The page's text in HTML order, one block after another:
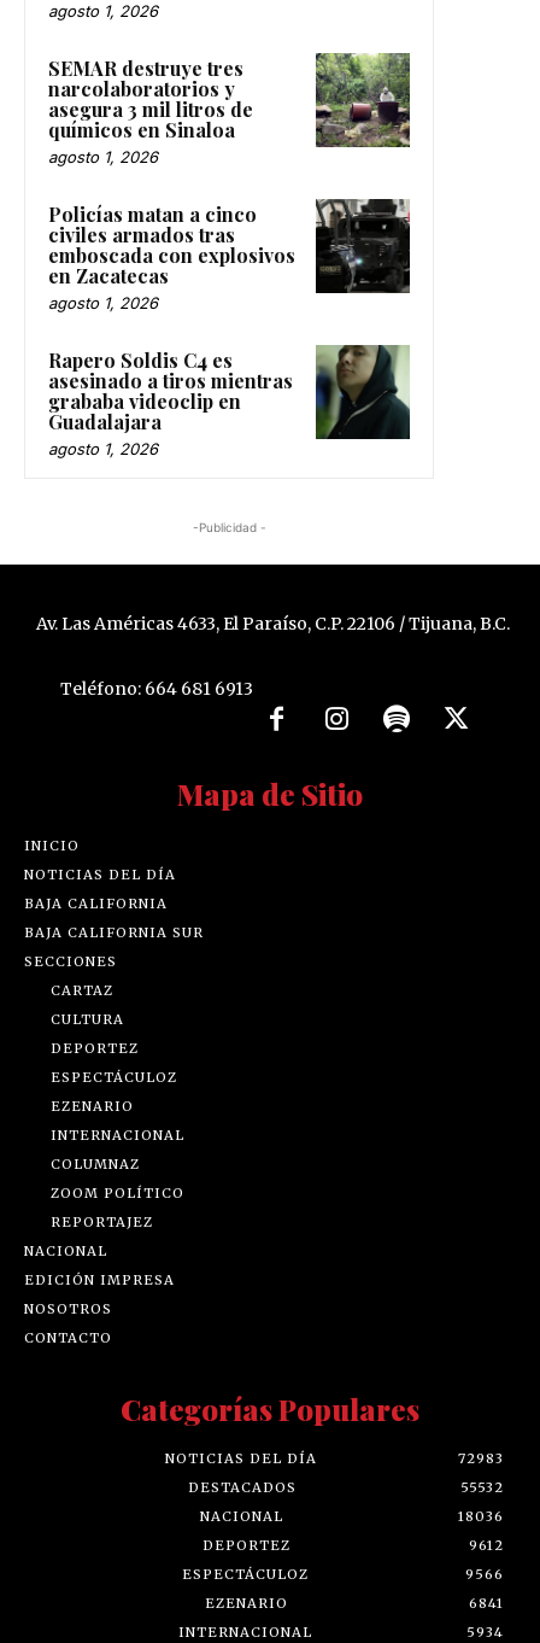
agosto 1, 2026
SEMAR destruye tres
narcolaboratorios y
asegura 3 mil litros de
químicos en Sinaloa
agosto 1, 2026
Policías matan a cinco
civiles armados tras
emboscada con explosivos
en Zacatecas
agosto 1, 2026
Rapero Soldis C4 es
asesinado a tiros mientras
grababa videoclip en
Guadalajara
agosto 1, 2026
-Publicidad -
Av. Las Américas 4633, El Paraíso, C.P. 22106 / Tijuana, B.C.
Teléfono: 664 681 6913
Mapa de Sitio
INICIO
NOTICIAS DEL DÍA
BAJA CALIFORNIA
BAJA CALIFORNIA SUR
SECCIONES
CARTAZ
CULTURA
DEPORTEZ
ESPECTÁCULOZ
EZENARIO
INTERNACIONAL
COLUMNAZ
ZOOM POLÍTICO
REPORTAJEZ
NACIONAL
EDICIÓN IMPRESA
NOSOTROS
CONTACTO
Categorías Populares
NOTICIAS DEL DÍA
72983
DESTACADOS
55532
NACIONAL
18036
DEPORTEZ
9612
ESPECTÁCULOZ
9566
EZENARIO
6841
INTERNACIONAL
5934